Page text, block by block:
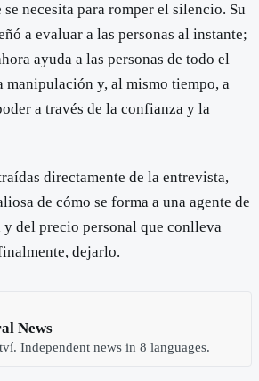
necesita para romper el silencio. Su
a evaluar a las personas al instante;
ayuda a las personas de todo el
manipulación y, al mismo tiempo, a
a través de la confianza y la
directamente de la entrevista,
de cómo se forma a una agente de
del precio personal que conlleva
dejarlo.
News
Independent news in 8 languages.